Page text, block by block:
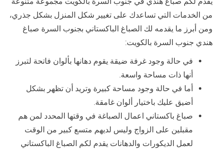
من الخدمات التي تساعدك على تغيير شكل المنزل بشكل جذري،
ومن أبرز ما يقدمه لك الصباغ الباكستاني بجنوب السرة صباغ
هندي جنوب السرة بالكويت:
في حالة وجود غرفة ضيقة يقوم دهانها بألوان فاتحة لتبرز
أنها ذات مساحة واسعة.
أما في حالة وجود مساحة كبيرة وتريد أن تظهر بشكل
أضيق عليك باختيار ألوان غامقة.
صباغ باكستاني اعمال الصباغة في وقتها المحدد لمن هم
مقبلين على الزواج وليس لديهم متسع كبير من الوقت
لعمل الديكورات والدهانات يقدم لكم الصباغ الباكستاني